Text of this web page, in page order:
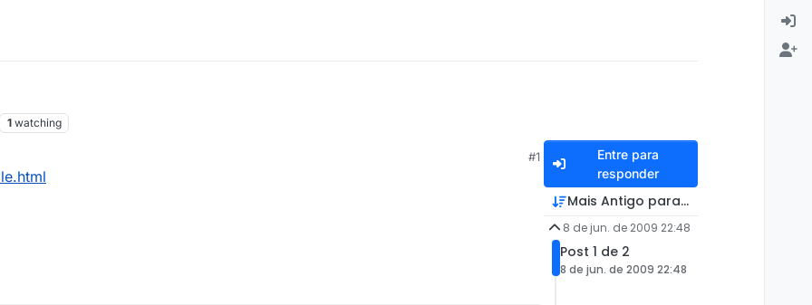
1 watching
#1
Entre para
responder
Mais Antigo para Mais Recente
8 de jun. de 2009 22:48
Post 1 de 2
8 de jun. de 2009 22:48